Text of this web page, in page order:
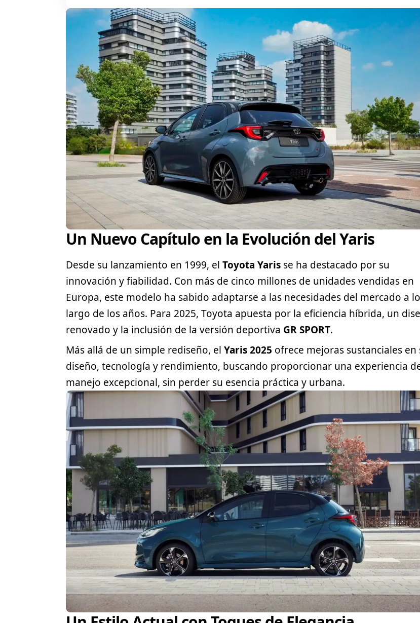
Un Nuevo Capítulo en la Evolución del Yaris
Desde su lanzamiento en 1999, el Toyota Yaris se ha destacado por su
innovación y fiabilidad. Con más de cinco millones de unidades vendidas en
Europa, este modelo ha sabido adaptarse a las necesidades del mercado a lo
largo de los años. Para 2025, Toyota apuesta por la eficiencia híbrida, un
renovado y la inclusión de la versión deportiva GR SPORT.
Más allá de un simple rediseño, el Yaris 2025 ofrece mejoras sustanciales en
diseño, tecnología y rendimiento, buscando proporcionar una experiencia
manejo excepcional, sin perder su esencia práctica y urbana.